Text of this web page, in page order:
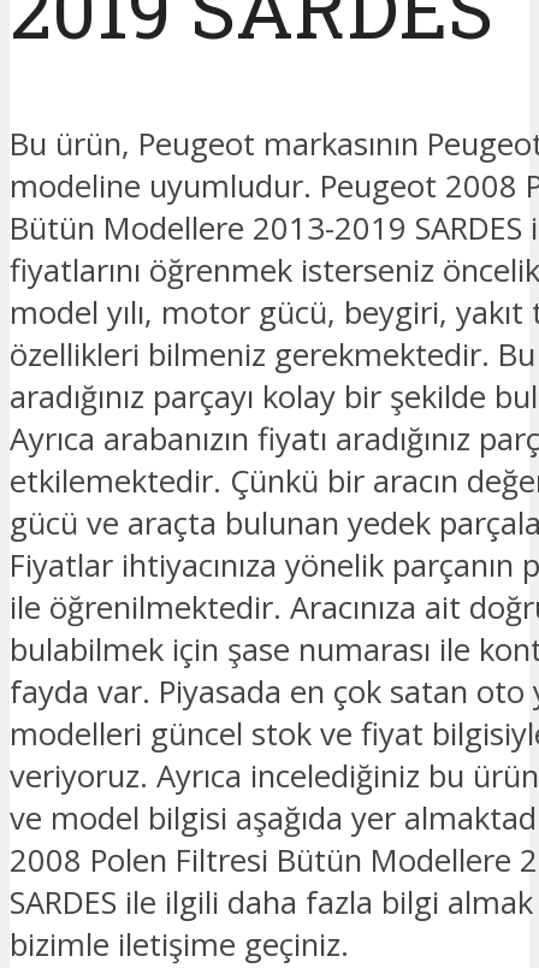
Bu ürün, Peugeot markasının
modeline uyumludur. Peugeot 2008
Bütün Modellere 2013-2019 SARDES
fiyatlarını öğrenmek isterseniz
model yılı, motor gücü, beygiri,
özellikleri bilmeniz gerekmektedir.
aradığınız parçayı kolay bir şekilde
Ayrıca arabanızın fiyatı aradığınız
etkilemektedir. Çünkü bir aracın
gücü ve araçta bulunan yedek
Fiyatlar ihtiyacınıza yönelik parçanın
ile öğrenilmektedir. Aracınıza ait
bulabilmek için şase numarası ile
fayda var. Piyasada en çok satan oto
modelleri güncel stok ve fiyat
veriyoruz. Ayrıca incelediğiniz bu
ve model bilgisi aşağıda yer
2008 Polen Filtresi Bütün Modellere
SARDES ile ilgili daha fazla bilgi
bizimle iletişime geçiniz.